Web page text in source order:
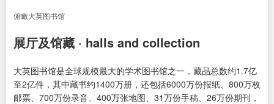
俯瞰大英图书馆
展厅及馆藏 · halls and collection
大英图书馆是全球规模最大的学术图书馆之一，藏品总数约1.7亿
至2亿件，其中藏书约1400万册，还包括6000万份报纸、800万枚
邮票、700万份录音、400万张地图、31万份手稿、26万份期刊，